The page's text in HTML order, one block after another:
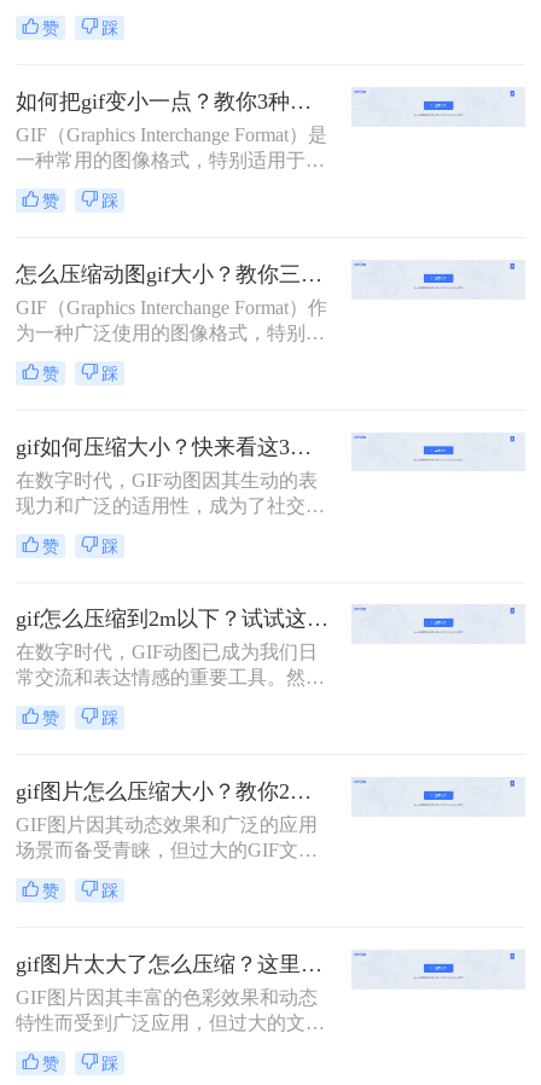
大的文件体积有时会带来加载慢、流
量消耗多等问题。那么怎么压缩gif动
的方法。
赞 踩
如何把gif变小一点？教你3种压缩gif大小方法！
GIF（Graphics Interchange Format）是
一种常用的图像格式，特别适用于网
络上的动画和图标。然而，GIF文件
有时会非常大，这不仅会拖慢网页加
那么如何把gif变小一点呢？本文将介
绍三种实用的方法，帮助你把GIF文
件变小，同时尽量保持其画质。
赞 踩
怎么压缩动图gif大小？教你三种常用压缩方法！
GIF（Graphics Interchange Format）作
为一种广泛使用的图像格式，特别擅
长于存储动态图像，即动图。然而，
GIF文件有时会变得非常大，这会影
决怎么压缩动图gif大小问题，本文将
介绍三种压缩动图GIF大小的方法。
赞 踩
gif如何压缩大小？快来看这3个压缩方法！
在数字时代，GIF动图因其生动的表
现力和广泛的适用性，成为了社交媒
体、网页设计、即时通讯等多个领域
的宠儿。然而，随着图像质量的提升
也越来越大，这不仅影响了加载速
度，还可能导致上传失败。因此，学
会gif如何压缩大小，同时保持良好的
视觉效果，显得尤为重要。本文将介
绍三种高效的GIF压缩方法，帮助您
轻松应对这一挑战。
赞 踩
gif怎么压缩到2m以下？试试这二种压缩方法！
在数字时代，GIF动图已成为我们日
常交流和表达情感的重要工具。然
而，随着网络带宽和存储空间的限
制，gif怎么压缩到2m以下，成为了一
有效的方法来帮助您将GIF文件压缩
到2M以下。
赞 踩
gif图片怎么压缩大小？教你2种简单好用压缩方法！
GIF图片因其动态效果和广泛的应用
场景而备受青睐，但过大的GIF文件
可能会给存储和传输带来不便。因
此，学会如何压缩GIF图片大小变得
呢？本文将介绍两种常用的GIF图片
压缩方法。
赞 踩
gif图片太大了怎么压缩？这里有3个方法教你轻松压缩！
GIF图片因其丰富的色彩效果和动态
特性而受到广泛应用，但过大的文件
大小可能拖慢加载速度，影响用户体
验。那么gif图片太大了怎么压缩呢？
赞 踩